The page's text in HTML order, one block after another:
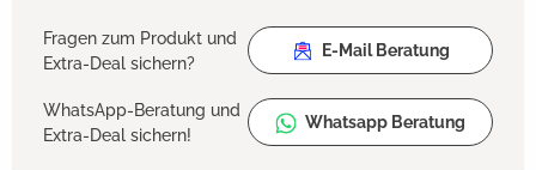
Fragen zum Produkt und
Extra-Deal sichern?
E-Mail Beratung
WhatsApp-Beratung und
Extra-Deal sichern!
Whatsapp Beratung